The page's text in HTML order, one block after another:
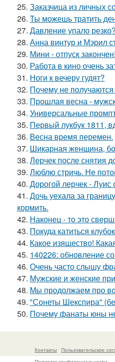
25. Заказчица из личных
26. Ты можешь тратить
27. Давление упало резко?
28. Анна винтур и Мэрил
29. Мини - отпуск закончен!
30. Работа в кино очень
31. Ноги к вечеру гудят?
32. Почему не получаются
33. Прошлая весна -
34. Универсальные
35. Первый лукбук 1811,
36. Весна время перемен.
37. Шикарная женщина,
38. Лерчек после снятия
39. Люблю стричь. Не
40. Дорогой лерчек - Луис
41. Дочь уехала за
кормить.
42. Наконец - то это
43. Покуда катиться
44. Какое изящество!
45. 140226: обновление
46. Очень часто слышу
47. Мужские и женские
48. Мы продолжаем про
49. "Сонеты Шекспира"
50. Почему фанаты юны
Контакты
Пользовательское